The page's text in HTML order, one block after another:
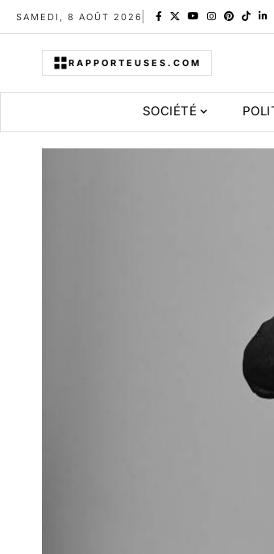
SAMEDI, 8 AOÛT 2026
RAPPORTEUSES.COM
SOCIÉTÉ